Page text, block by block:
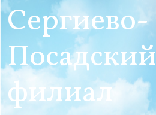
Сергиево-
Посадский
филиал